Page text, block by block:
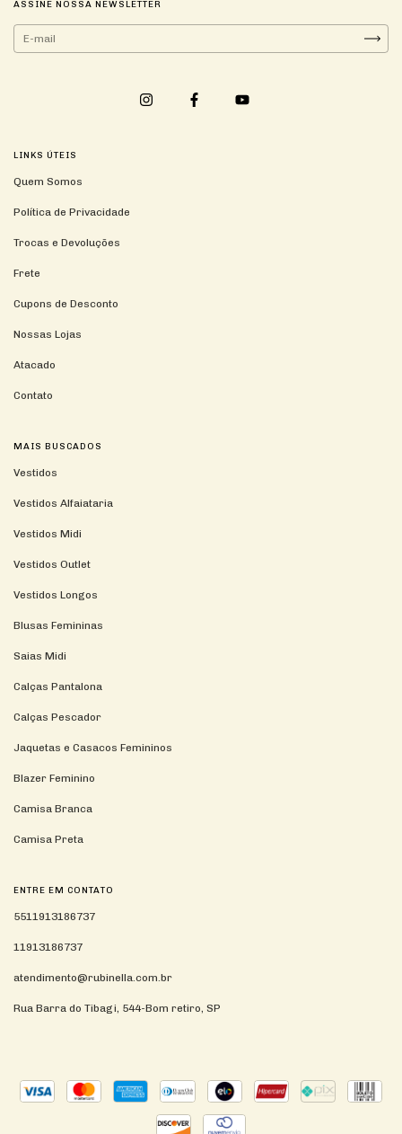
ASSINE NOSSA NEWSLETTER
LINKS ÚTEIS
Quem Somos
Política de Privacidade
Trocas e Devoluções
Frete
Cupons de Desconto
Nossas Lojas
Atacado
Contato
MAIS BUSCADOS
Vestidos
Vestidos Alfaiataria
Vestidos Midi
Vestidos Outlet
Vestidos Longos
Blusas Femininas
Saias Midi
Calças Pantalona
Calças Pescador
Jaquetas e Casacos Femininos
Blazer Feminino
Camisa Branca
Camisa Preta
ENTRE EM CONTATO
5511913186737
11913186737
atendimento@rubinella.com.br
Rua Barra do Tibagi, 544-Bom retiro, SP